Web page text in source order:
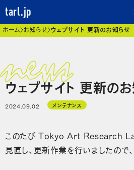
tarl.jp
現在位置
ホーム お知らせ ウェブサイト 更新のお知らせ
ウェブサイト 更新の
2024.09.02 メンテナンス
このたび Tokyo Art Research
見直し、更新作業を行いましたので